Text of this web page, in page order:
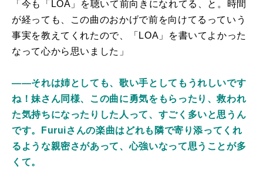
「今も「LOA」を聴いて前向きになれてる、と。時間
が経っても、この曲のおかげで前を向けてるっていう
事実を教えてくれたので、「LOA」を書いてよかった
なって心から思いました」
――それは姉としても、歌い手としてもうれしいです
ね！妹さん同様、この曲に勇気をもらったり、救われ
た気持ちになったりした人って、すごく多いと思うん
です。Furuiさんの楽曲はどれも隣で寄り添ってくれ
るような親密さがあって、心強いなって思うことが多
くて。